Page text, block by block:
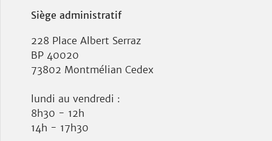
Siège administratif
228 Place Albert Serraz
BP 40020
73802 Montmélian Cedex
lundi au vendredi :
8h30 - 12h
14h - 17h30